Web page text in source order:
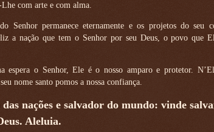
com arte e com alma.
Senhor permanece eternamente e os projetos do seu
a nação que tem o Senhor por seu Deus, o povo que
espera o Senhor, Ele é o nosso amparo e protetor.
nome santo pomos a nossa confiança.
nações e salvador do mundo: vinde
Aleluia.